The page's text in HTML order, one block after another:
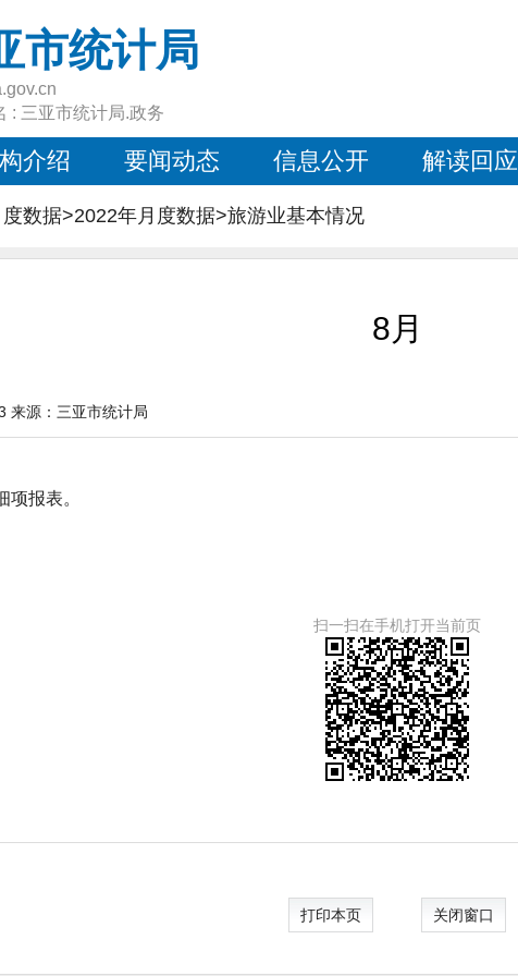
市统计局
: 三亚市统计局.政务
介绍 要闻动态 信息公开 解读回应
数据>2022年月度数据>旅游业基本情况
8月
来源： 三亚市统计局
项报表。
扫一扫在手机打开当前页
打印本页 关闭窗口